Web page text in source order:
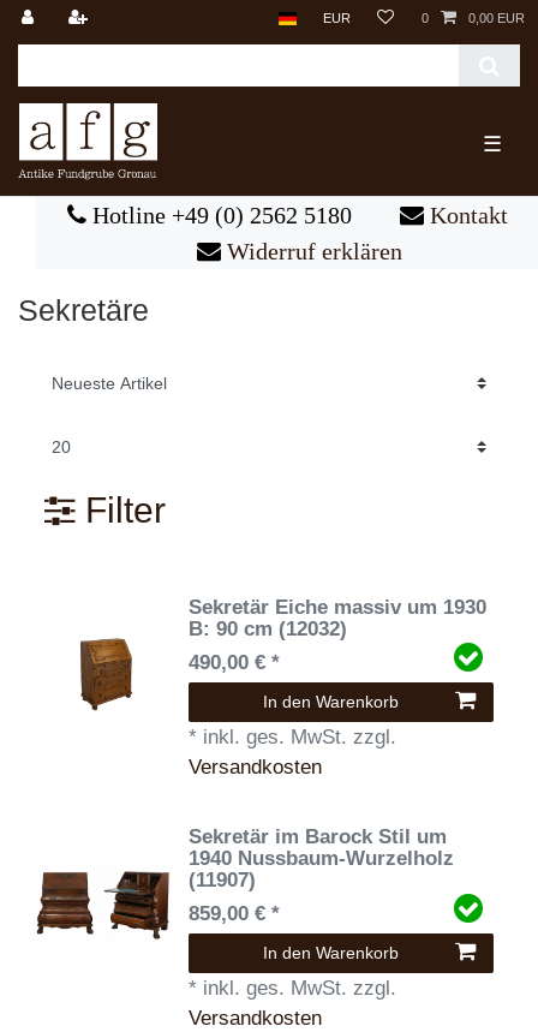
EUR 0 0,00 EUR
☰
Hotline +49 (0) 2562 5180
Kontakt
Widerruf erklären
Sekretäre
Filter
Sekretär Eiche massiv um 1930
B: 90 cm (12032)
490,00 € *
In den Warenkorb
* inkl. ges. MwSt. zzgl.
Versandkosten
Sekretär im Barock Stil um
1940 Nussbaum-Wurzelholz
(11907)
859,00 € *
In den Warenkorb
* inkl. ges. MwSt. zzgl.
Versandkosten